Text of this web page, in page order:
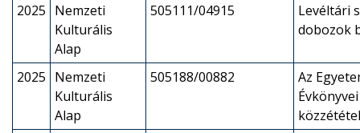
2025 Nemzeti
Kulturális
Alap
505111/04915
Levéltári
dobozok
2025 Nemzeti
Kulturális
Alap
505188/00882
Az
Évkönyvei